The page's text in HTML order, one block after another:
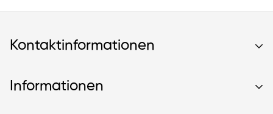
Kontaktinformationen
Informationen